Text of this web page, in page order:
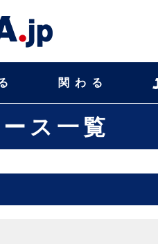
関わる
ス一覧